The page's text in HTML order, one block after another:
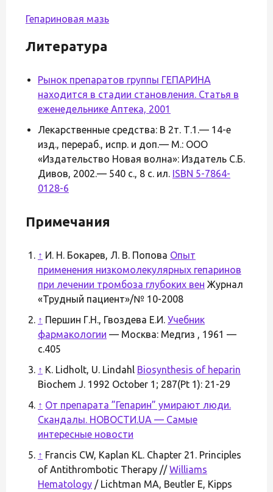
Гепариновая мазь
Литература
Рынок препаратов группы ГЕПАРИНА
находится в стадии становления. Статья в
еженедельнике Аптека, 2001
Лекарственные средства: В 2т. Т.1.— 14-е
изд., перераб., испр. и доп.— М.: ООО
«Издательство Новая волна»: Издатель С.Б.
Дивов, 2002.— 540 с., 8 с. ил. ISBN 5-7864-
0128-6
Примечания
↑ И. Н. Бокарев, Л. В. Попова Опыт
применения низкомолекулярных гепаринов
при лечении тромбоза глубоких вен Журнал
«Трудный пациент»/№ 10-2008
↑ Першин Г.Н., Гвоздева Е.И. Учебник
фармакологии — Москва: Медгиз , 1961 —
с.405
↑ K. Lidholt, U. Lindahl Biosynthesis of heparin
Biochem J. 1992 October 1; 287(Pt 1): 21-29
↑ От препарата ”Гепарин” умирают люди.
Скандалы. НОВОСТИ.UA — Самые
интересные новости
↑ Francis CW, Kaplan KL. Chapter 21. Principles
of Antithrombotic Therapy //Williams
Hematology / Lichtman MA, Beutler E, Kipps